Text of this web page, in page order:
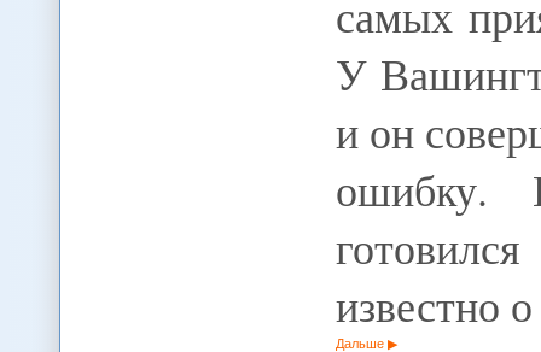
самых
У
и он
ошибку.
известно
Дальше